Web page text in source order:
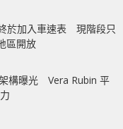
於加入車速表 現階段只
區開放
構曝光 Vera Rubin 平